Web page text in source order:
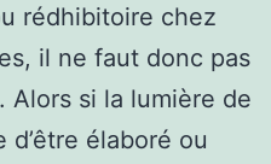
rédhibitoire chez
il ne faut donc pas
Alors si la lumière de
élaboré ou